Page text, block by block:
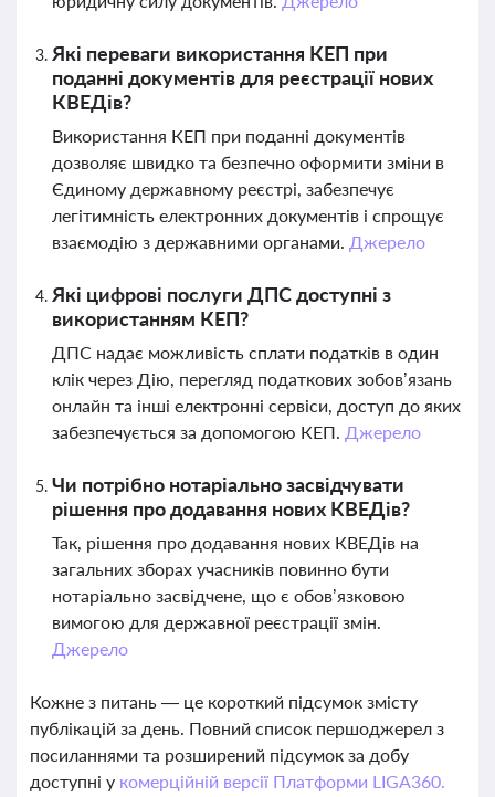
Які переваги використання КЕП при
поданні документів для реєстрації нових
КВЕДів?
Використання КЕП при поданні документів
дозволяє швидко та безпечно оформити зміни в
Єдиному державному реєстрі, забезпечує
легітимність електронних документів і спрощує
взаємодію з державними органами. Джерело
Які цифрові послуги ДПС доступні з
використанням КЕП?
ДПС надає можливість сплати податків в один
клік через Дію, перегляд податкових зобов’язань
онлайн та інші електронні сервіси, доступ до яких
забезпечується за допомогою КЕП. Джерело
Чи потрібно нотаріально засвідчувати
рішення про додавання нових КВЕДів?
Так, рішення про додавання нових КВЕДів на
загальних зборах учасників повинно бути
нотаріально засвідчене, що є обов’язковою
вимогою для державної реєстрації змін.
Джерело
Кожне з питань — це короткий підсумок змісту
публікацій за день. Повний список першоджерел з
посиланнями та розширений підсумок за добу
доступні у комерційній версії Платформи LIGA360.